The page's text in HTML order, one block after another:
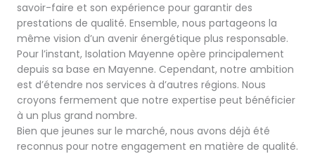
savoir-faire et son expérience pour garantir des
prestations de qualité. Ensemble, nous partageons la
même vision d’un avenir énergétique plus responsable.
Pour l’instant, Isolation Mayenne opère principalement
depuis sa base en Mayenne. Cependant, notre ambition
est d’étendre nos services à d’autres régions. Nous
croyons fermement que notre expertise peut bénéficier
à un plus grand nombre.
Bien que jeunes sur le marché, nous avons déjà été
reconnus pour notre engagement en matière de qualité.